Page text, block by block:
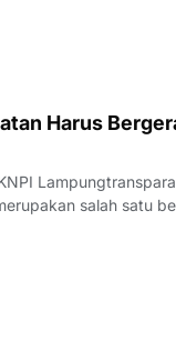
Harus
salah satu